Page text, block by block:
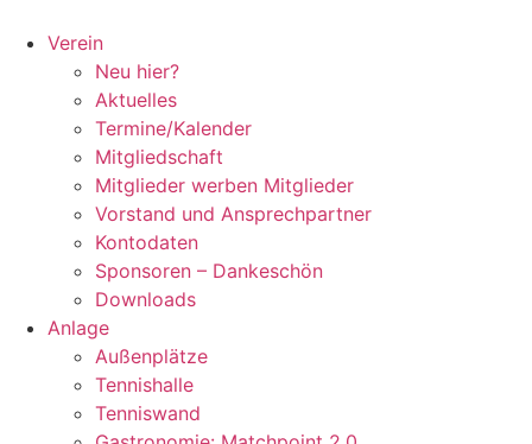
Inhalt
springen
Verein
Neu hier?
Aktuelles
Termine/Kalender
Mitgliedschaft
Mitglieder werben Mitglieder
Vorstand und Ansprechpartner
Kontodaten
Sponsoren – Dankeschön
Downloads
Anlage
Außenplätze
Tennishalle
Tenniswand